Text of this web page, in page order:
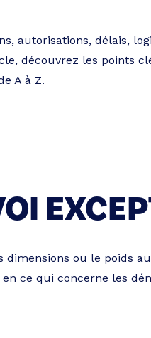
autorisations, délais,
découvrez les points
A à Z.
dimensions ou le poids
ce qui concerne les